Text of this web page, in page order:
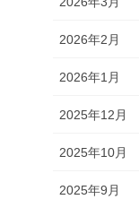
2026年2月
2026年1月
2025年12月
2025年10月
2025年9月